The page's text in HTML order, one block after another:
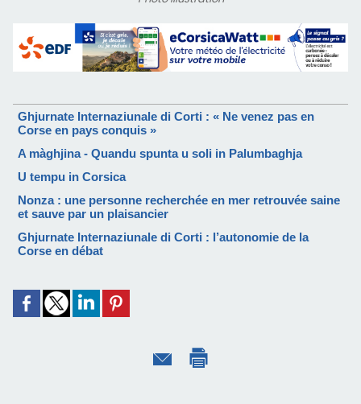
Ghjurnate Internaziunale di Corti : « Ne venez pas en
Corse en pays conquis »
A màghjina - Quandu spunta u soli in Palumbaghja
U tempu in Corsica
Nonza : une personne recherchée en mer retrouvée saine
et sauve par un plaisancier
Ghjurnate Internaziunale di Corti : l’autonomie de la
Corse en débat